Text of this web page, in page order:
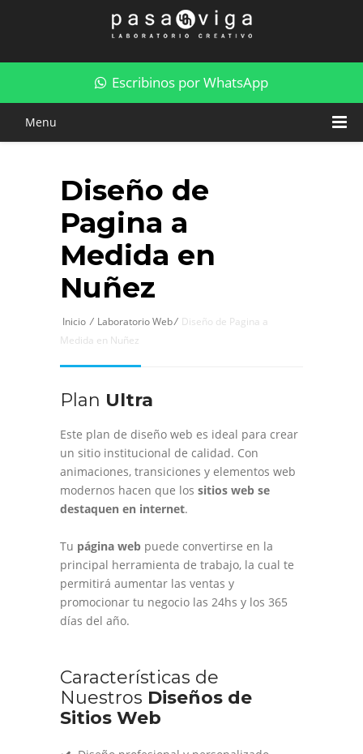
Diseño de Pagina a Medida en Nuñez
Escribinos por WhatsApp
Menu
Diseño de
Pagina a
Medida en
Nuñez
Inicio / Laboratorio Web/ Diseño de Pagina a
Medida en Nuñez
Plan Ultra
Este plan de diseño web es ideal para crear
un sitio institucional de calidad. Con
animaciones, transiciones y elementos web
modernos hacen que los sitios web se
destaquen en internet.
Tu página web puede convertirse en la
principal herramienta de trabajo, la cual te
permitirá aumentar las ventas y
promocionar tu negocio las 24hs y los 365
días del año.
Características de
Nuestros Diseños de
Sitios Web